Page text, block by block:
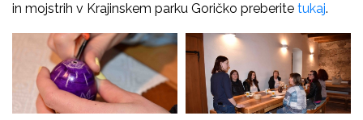
in mojstrih v Krajinskem parku Goričko preberite tukaj.